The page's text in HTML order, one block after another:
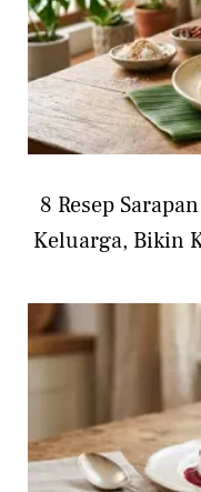
8 Resep
Keluarga, Bikin